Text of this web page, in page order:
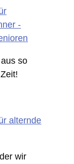
-
so
alternde
wir